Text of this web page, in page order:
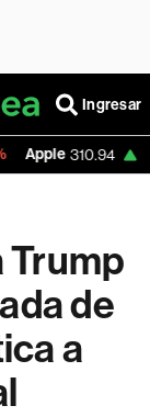
Ingresar
+0.55%
Trump
de
a